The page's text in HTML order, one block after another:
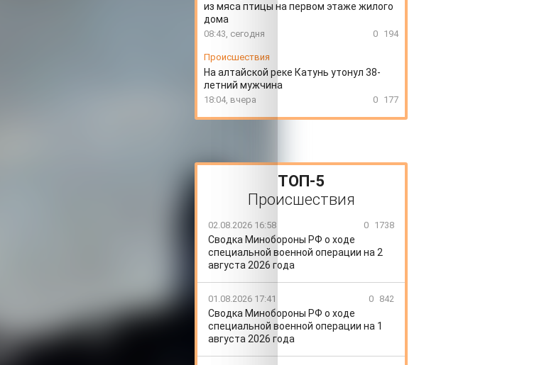
из мяса птицы на первом этаже жилого
дома
08:43, сегодня 0 194
Происшествия
На алтайской реке Катунь утонул 38-
летний мужчина
18:04, вчера 0 177
ТОП-5
Происшествия
02.08.2026 16:58 0 1738
Сводка Минобороны РФ о ходе
специальной военной операции на 2
августа 2026 года
01.08.2026 17:41 0 842
Сводка Минобороны РФ о ходе
специальной военной операции на 1
августа 2026 года